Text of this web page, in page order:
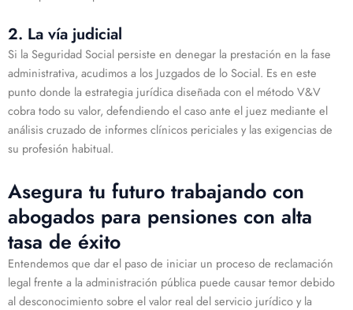
2. La vía judicial
Si la Seguridad Social persiste en denegar la prestación en la fase
administrativa, acudimos a los Juzgados de lo Social. Es en este
punto donde la estrategia jurídica diseñada con el método V&V
cobra todo su valor, defendiendo el caso ante el juez mediante el
análisis cruzado de informes clínicos periciales y las exigencias de
su profesión habitual.
Asegura tu futuro trabajando con
abogados para pensiones con alta
tasa de éxito
Entendemos que dar el paso de iniciar un proceso de reclamación
legal frente a la administración pública puede causar temor debido
al desconocimiento sobre el valor real del servicio jurídico y la